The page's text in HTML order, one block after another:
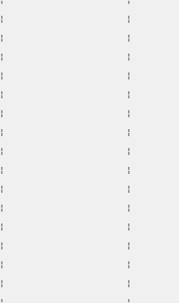
¦                      ¦
¦                      ¦           ¦
¦                      ¦
¦                      ¦           ¦
¦                      ¦
¦                      ¦
¦                      ¦
¦                      ¦
¦                      ¦
¦                      ¦
¦                      ¦
¦                      ¦           ¦
¦                      ¦
¦                      ¦
¦                      ¦